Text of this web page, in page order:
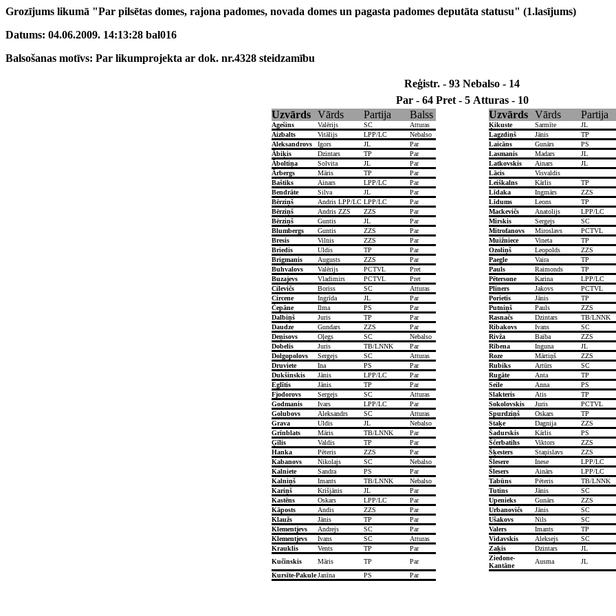
Grozījums likumā "Par pilsētas domes, rajona padomes, novada domes un pagasta padomes deputāta statusu" (1.lasījums)
Datums: 04.06.2009. 14:13:28 bal016
Balsošanas motīvs: Par likumprojekta ar dok. nr.4328 steidzamību
Reģistr. - 93 Nebalso - 14
Par - 64 Pret - 5 Atturas - 10
Uzvārds
Vārds Partija Balss Uzvārds Vārds Partija
Agešins Valērijs SC Atturas Ķikuste Sarmīte JL
Aizbalts
Vitālijs LPP/LC Nebalso Lagzdiņš Jānis TP
Aleksandrovs
Igors JL Par Laicāns Gunārs PS
Ābiķis
Dzintars TP Par Lasmanis Madars JL
Āboltiņa
Solvita JL Par Latkovskis Ainars JL
Ārbergs
Māris TP Par Lācis Visvaldis
Baštiks
Ainars LPP/LC Par Leiškalns Kārlis TP
Bendrāte
Silva JL Par Līdaka Ingmārs ZZS
Bērziņš
Andris LPP/LC LPP/LC Par Līdums Leons TP
Bērziņš
Andris ZZS ZZS Par Mackevičs Anatolijs LPP/LC
Bērziņš
Guntis JL Par Mirskis Sergejs SC
Blumbergs
Guntis ZZS Par Mitrofanovs Miroslavs PCTVL
Bresis
Vilnis ZZS Par Muižniece Vineta TP
Briedis
Uldis TP Par Ozoliņš Leopolds ZZS
Brigmanis
Augusts ZZS Par Paegle Vaira TP
Buhvalovs
Valērijs PCTVL Pret Pauls Raimonds TP
Buzajevs
Vladimirs PCTVL Pret Pētersone Karina LPP/LC
Cilevičs
Boriss SC Atturas Pliners Jakovs PCTVL
Circene
Ingrīda JL Par Porietis Jānis TP
Čepāne
Ilma PS Par Putniņš Pauls ZZS
Dalbiņš
Juris TP Par Rasnačs Dzintars TB/LNNK
Daudze
Gundars ZZS Par Ribakovs Ivans SC
Deņisovs
Oļegs SC Nebalso Rivža Baiba ZZS
Dobelis
Juris TB/LNNK Par Rībena Inguna JL
Dolgopolovs
Sergejs SC Atturas Roze Mārtiņš ZZS
Druviete
Ina PS Par Rubiks Artūrs SC
Dukšinskis
Jānis LPP/LC Par Rugāte Anta TP
Eglītis
Jānis TP Par Seile Anna PS
Fjodorovs
Sergejs SC Atturas Slakteris Atis TP
Godmanis
Ivars LPP/LC Par Sokolovskis Juris PCTVL
Golubovs
Aleksandrs SC Atturas Spurdziņš Oskars TP
Grava
Uldis JL Nebalso Staķe Dagnija ZZS
Grīnblats
Māris TB/LNNK Par Šadurskis Kārlis PS
Ģīlis
Valdis TP Par Ščerbatihs Viktors ZZS
Hanka
Pēteris ZZS Par Šķesters Staņislavs ZZS
Kabanovs
Nikolajs SC Nebalso Šlesere Inese LPP/LC
Kalniete
Sandra PS Par Šlesers Ainārs LPP/LC
Kalniņš
Imants TB/LNNK Nebalso Tabūns Pēteris TB/LNNK
Kariņš
Krišjānis JL Par Tutins Jānis SC
Kastēns
Oskars LPP/LC Par Upenieks Gunārs ZZS
Kāposts
Andis ZZS Par Urbanovičs Jānis SC
Klaužs
Jānis TP Par Ušakovs Nils SC
Klementjevs
Andrejs SC Par Valers Imants TP
Klementjevs
Ivans SC Atturas Vidavskis Aleksejs SC
Krauklis
Vents TP Par Zaķis Dzintars JL
Kučinskis
Māris TP Par
Ziedone-
Kantāne
Ausma JL
Kursīte-Pakule Janīna PS Par